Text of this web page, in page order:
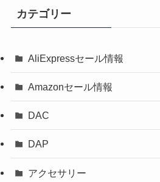
カテゴリー
AliExpressセール情報
Amazonセール情報
DAC
DAP
アクセサリー